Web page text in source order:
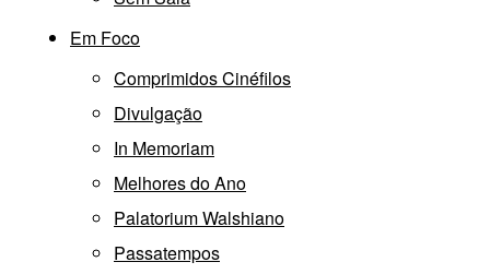
Em Foco
Comprimidos Cinéfilos
Divulgação
In Memoriam
Melhores do Ano
Palatorium Walshiano
Passatempos